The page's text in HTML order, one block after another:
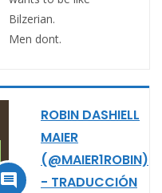
Bilzerian.
Men dont.

ROBIN DASHIELL
MAIER
(@MAIER1ROBIN)
- TRADUCCIÓN